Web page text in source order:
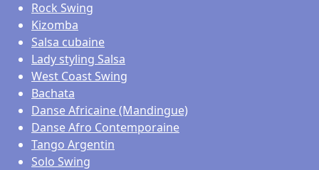
Rock Swing
Kizomba
Salsa cubaine
Lady styling Salsa
West Coast Swing
Bachata
Danse Africaine (Mandingue)
Danse Afro Contemporaine
Tango Argentin
Solo Swing